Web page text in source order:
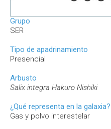
Grupo
SER
Tipo de apadrinamiento
Presencial
Arbusto
Salix integra Hakuro Nishiki
¿Qué representa en la galaxia?
Gas y polvo interestelar